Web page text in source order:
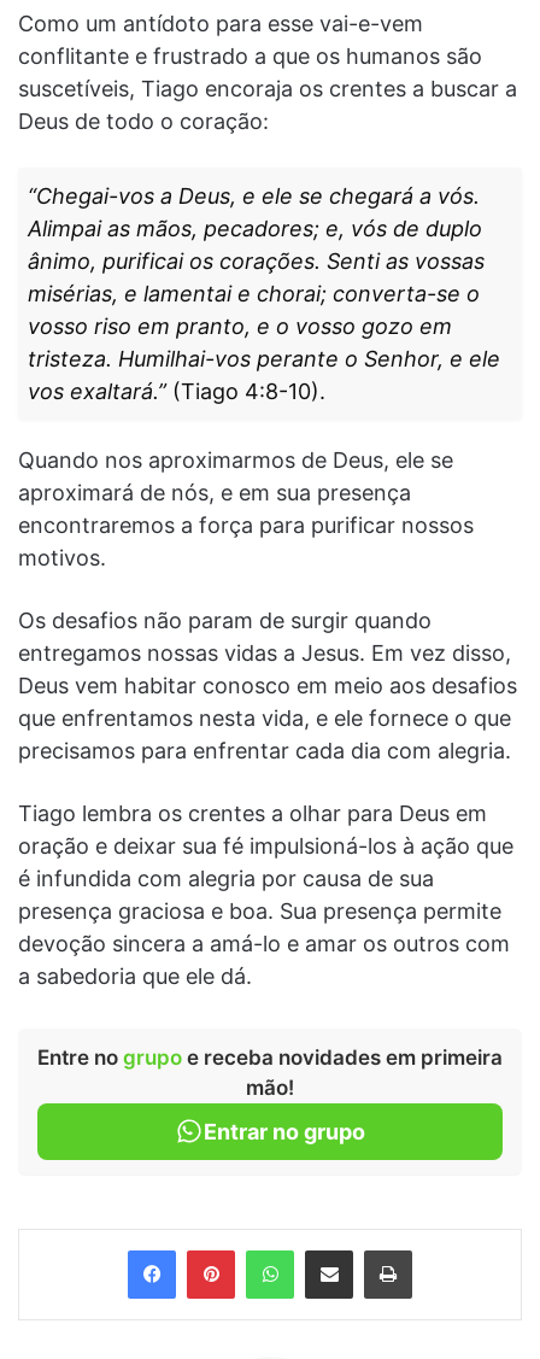
Como um antídoto para esse vai-e-vem
conflitante e frustrado a que os humanos são
suscetíveis, Tiago encoraja os crentes a buscar a
Deus de todo o coração:
“Chegai-vos a Deus, e ele se chegará a vós.
Alimpai as mãos, pecadores; e, vós de duplo
ânimo, purificai os corações. Senti as vossas
misérias, e lamentai e chorai; converta-se o
vosso riso em pranto, e o vosso gozo em
tristeza. Humilhai-vos perante o Senhor, e ele
vos exaltará.”(Tiago 4:8-10).
Quando nos aproximarmos de Deus, ele se
aproximará de nós, e em sua presença
encontraremos a força para purificar nossos
motivos.
Os desafios não param de surgir quando
entregamos nossas vidas a Jesus. Em vez disso,
Deus vem habitar conosco em meio aos desafios
que enfrentamos nesta vida, e ele fornece o que
precisamos para enfrentar cada dia com alegria.
Tiago lembra os crentes a olhar para Deus em
oração e deixar sua fé impulsioná-los à ação que
é infundida com alegria por causa de sua
presença graciosa e boa. Sua presença permite
devoção sincera a amá-lo e amar os outros com
a sabedoria que ele dá.
Entre no grupo e receba novidades em primeira
mão!
Entrar no grupo
FacebookPinterestWhatsApp
Compartilhar via e-mail Imprimir